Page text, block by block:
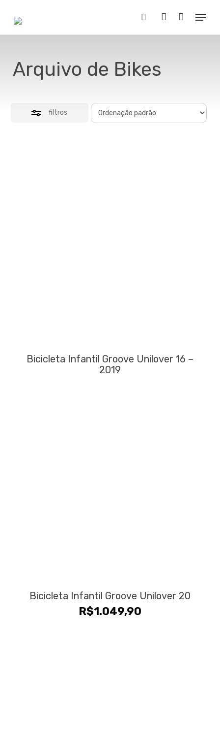
main
content
Buscar..account
Menu
Arquivo de Bikes
filtros
Close
Bicicleta Infantil Groove Unilover 16 –
2019
Bicicleta Infantil Groove Unilover 20
R$1.049,90